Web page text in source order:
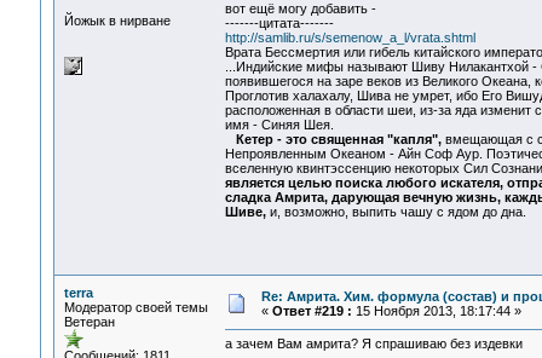
Йожык в нирване
вот ещё могу добавить -
-------цитата-------
http://samlib.ru/s/semenow_a_l/vrata.shtml
Врата Бессмертия или гибель китайского
...Индийские мифы называют Шиву Нилакантхой
появившегося на заре веков из Великого
Проглотив халахалу, Шива не умрет, ибо Его
расположенная в области шеи, из-за яда изменит
имя - Синяя Шея.
Кетер - это священная "капля", вмещающая с
Непроявленным Океаном - Айн Соф Аур.
вселенную квинтэссенцию некоторых Сил
является целью поиска любого искателя,
сладка Амрита, дарующая вечную жизнь,
Шиве, и, возможно, выпить чашу с ядом до дна.
terra
Модератор своей темы
Ветеран
Re: Амрита. Хим. формула (состав) и
« Ответ #219 : 15 Ноября 2013, 18:17:44 »
а зачем Вам амрита? Я спрашиваю без издевки